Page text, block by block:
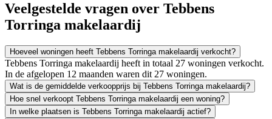
Veelgestelde vragen over Tebbens
Torringa makelaardij
Hoeveel woningen heeft Tebbens Torringa makelaardij verkocht?
Tebbens Torringa makelaardij heeft in totaal 27 woningen verkocht.
In de afgelopen 12 maanden waren dit 27 woningen.
Wat is de gemiddelde verkoopprijs bij Tebbens Torringa makelaardij?
Hoe snel verkoopt Tebbens Torringa makelaardij een woning?
In welke plaatsen is Tebbens Torringa makelaardij actief?